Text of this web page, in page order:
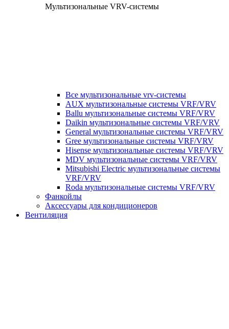
Мультизональные VRV-системы
Все мультизональные vrv-системы
AUX мультизональные системы VRF/VRV
Ballu мультизональные системы VRF/VRV
Daikin мультизональные системы VRF/VRV
General мультизональные системы VRF/VRV
Gree мультизональные системы VRF/VRV
Hisense мультизональные системы VRF/VRV
MDV мультизональные системы VRF/VRV
Mitsubishi Electric мультизональные системы
VRF/VRV
Roda мультизональные системы VRF/VRV
Фанкойлы
Аксессуары для кондиционеров
Вентиляция